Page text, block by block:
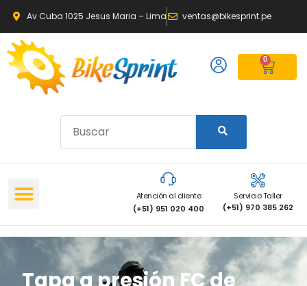
Av Cuba 1025 Jesus Maria – Lima ventas@bikesprint.pe
0
Atención al cliente
(+51) 951 020 400
Servicio Taller
(+51) 970 385 262
Tapa a presión FC de